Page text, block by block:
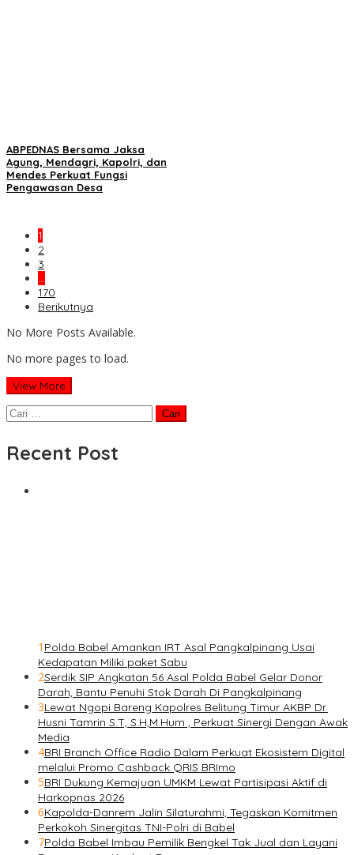
ABPEDNAS Bersama Jaksa
Agung, Mendagri, Kapolri, dan
Mendes Perkuat Fungsi
Pengawasan Desa
1
2
3
…
170
Berikutnya
No More Posts Available.
No more pages to load.
View More
Cari
untuk:
Recent Post
1 Polda Babel Amankan IRT Asal Pangkalpinang Usai
Kedapatan Miliki paket Sabu
2Serdik SIP Angkatan 56 Asal Polda Babel Gelar Donor
Darah, Bantu Penuhi Stok Darah Di Pangkalpinang
3Lewat Ngopi Bareng Kapolres Belitung Timur AKBP Dr.
Husni Tamrin S.T, S.H,M.Hum , Perkuat Sinergi Dengan Awak
Media
4BRI Branch Office Radio Dalam Perkuat Ekosistem Digital
melalui Promo Cashback QRIS BRImo
5BRI Dukung Kemajuan UMKM Lewat Partisipasi Aktif di
Harkopnas 2026
6Kapolda-Danrem Jalin Silaturahmi, Tegaskan Komitmen
Perkokoh Sinergitas TNI-Polri di Babel
7Polda Babel Imbau Pemilik Bengkel Tak Jual dan Layani